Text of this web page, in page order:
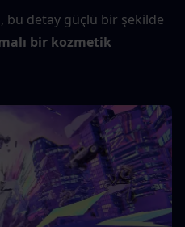
bu detay güçlü bir şekilde
bir kozmetik